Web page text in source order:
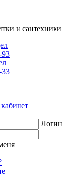
и сантехники
93
33
Логин